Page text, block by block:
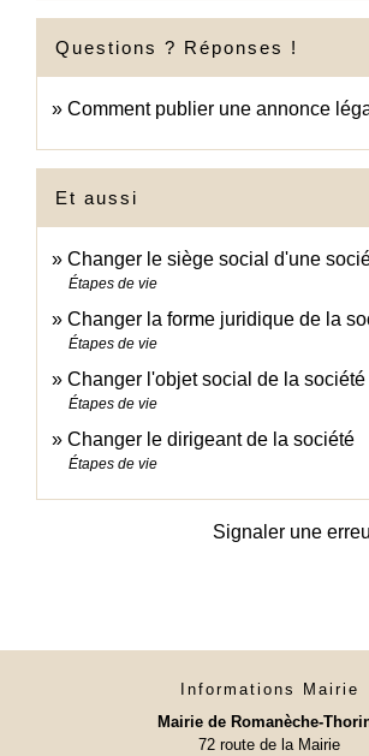
Questions ? Réponses !
Comment publier une annonce
Et aussi
Changer le siège social d'une
Étapes de vie
Changer la forme juridique de la
Étapes de vie
Changer l'objet social de la société
Étapes de vie
Changer le dirigeant de la société
Étapes de vie
Signaler une
Informations Mairie
Mairie de Romanèche-
72 route de la Mairie